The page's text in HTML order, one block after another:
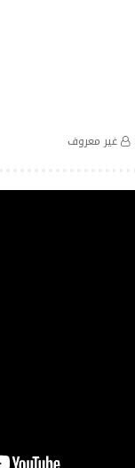
غير معروف